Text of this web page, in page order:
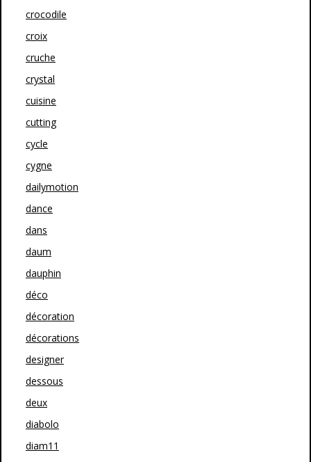
crocodile
croix
cruche
crystal
cuisine
cutting
cycle
cygne
dailymotion
dance
dans
daum
dauphin
déco
décoration
décorations
designer
dessous
deux
diabolo
diam11